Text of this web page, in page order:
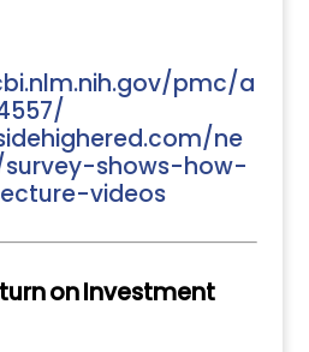
pmc/a
ne
shows-how-
videos
on Investment